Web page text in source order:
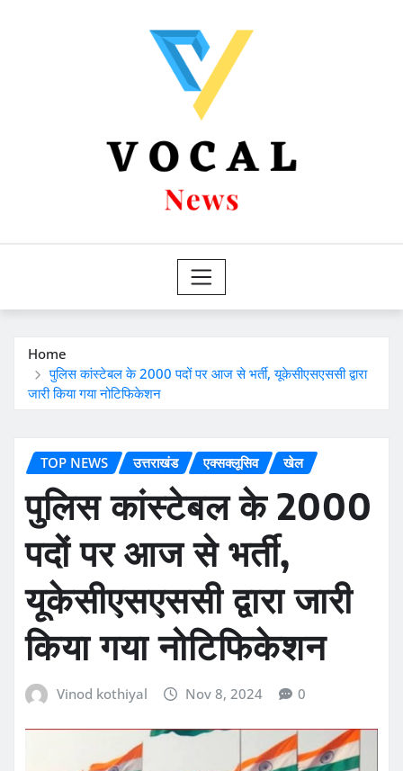
Home
पुलिस कांस्टेबल के 2000 पदों पर आज से भर्ती, यूकेसीएसएससी द्वारा
जारी किया गया नोटिफिकेशन
TOP NEWS उत्तराखंड एक्सक्लूसिव खेल
पुलिस कांस्टेबल के 2000
पदों पर आज से भर्ती,
यूकेसीएसएससी द्वारा जारी
किया गया नोटिफिकेशन
Vinod kothiyal Nov 8, 2024 0